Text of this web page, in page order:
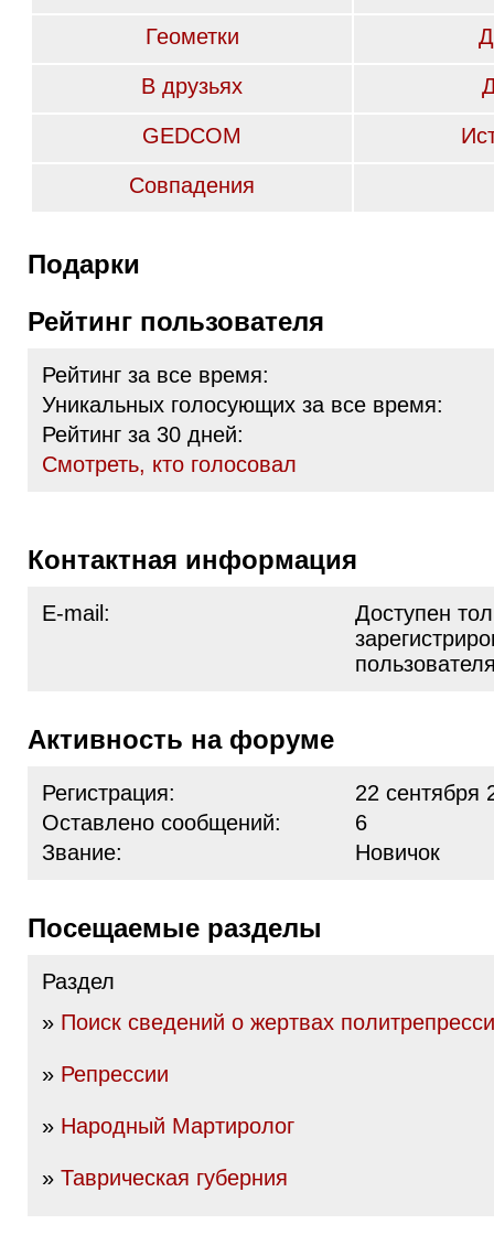
Геометки
В друзьях
GEDCOM
Совпадения
Подарки
Рейтинг пользователя
Рейтинг за все время:
Уникальных голосующих за все время:
Рейтинг за 30 дней:
Cмотреть, кто голосовал
Контактная информация
E-mail:
Доступен
Активность на форуме
Регистрация:
22 сентября
Оставлено сообщений:
6
Звание:
Новичок
Посещаемые разделы
Раздел
» Поиск сведений о жертвах
» Репрессии
» Народный Мартиролог
» Таврическая губерния